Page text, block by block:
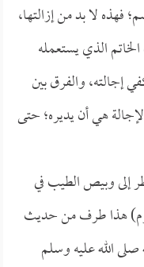
فهذه لا بد من إزالتها،
الذي يستعمله
إجالته، والفرق بين
هي أن يديره؛ حتى
إلى وبيص الطيب في
هذا طرف من حديث
الله عليه وسلم